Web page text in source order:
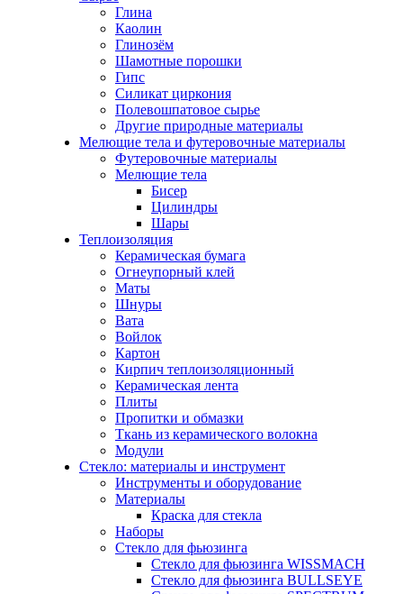
Глина
Каолин
Глинозём
Шамотные порошки
Гипс
Силикат циркония
Полевошпатовое сырье
Другие природные материалы
Мелющие тела и футеровочные материалы
Футеровочные материалы
Мелющие тела
Бисер
Цилиндры
Шары
Теплоизоляция
Керамическая бумага
Огнеупорный клей
Маты
Шнуры
Вата
Войлок
Картон
Кирпич теплоизоляционный
Керамическая лента
Плиты
Пропитки и обмазки
Ткань из керамического волокна
Модули
Стекло: материалы и инструмент
Инструменты и оборудование
Материалы
Краска для стекла
Наборы
Стекло для фьюзинга
Стекло для фьюзинга WISSMACH
Стекло для фьюзинга BULLSEYE